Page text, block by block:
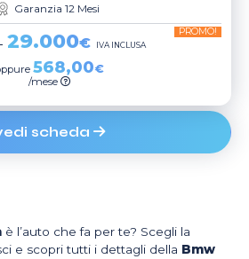
Garanzia 12 Mesi
29.000€
PROMO!
IVA INCLUSA
568,00€
/mese
scheda
è l’auto che fa per te? Scegli la
e scopri tutti i dettagli della Bmw